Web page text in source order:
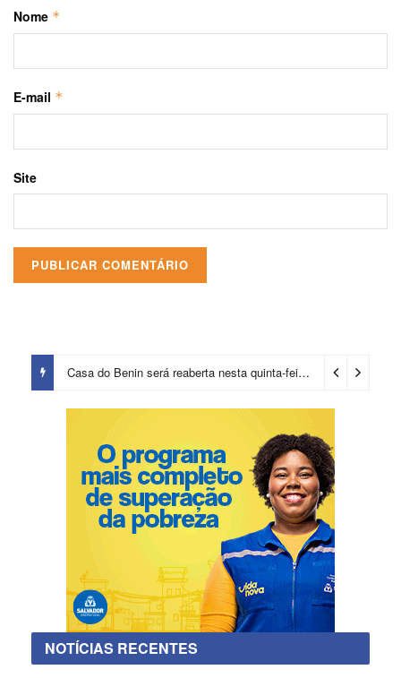
Nome *
E-mail *
Site
Casa do Benin será reaberta nesta quinta-feira (6) 1 dia ago
NOTÍCIAS RECENTES